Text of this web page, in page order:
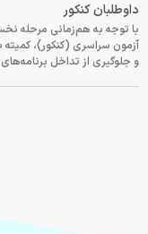
داوطلبان کنکور
با توجه به هم‌زمانی مرحله
آزمون سراسری (کنکور)، کمیته
و جلوگیری از تداخل برنامه‌های